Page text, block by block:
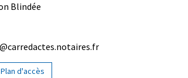
Blindée
Plan d'accès